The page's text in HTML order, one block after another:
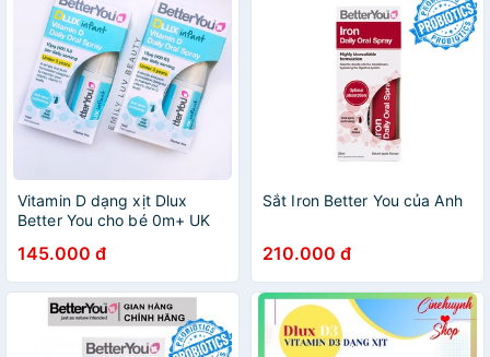
Vitamin D dạng xịt Dlux
Better You cho bé 0m+ UK
145.000 đ
Sắt Iron Better You của Anh
210.000 đ